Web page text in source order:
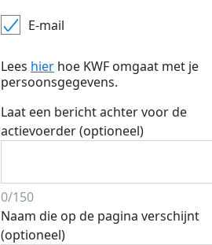
Streefbedrag
E-mail
Lees hier hoe KWF omgaat met je
persoonsgegevens.
Laat een bericht achter voor de
actievoerder (optioneel)
0/150
Naam die op de pagina verschijnt
(optioneel)